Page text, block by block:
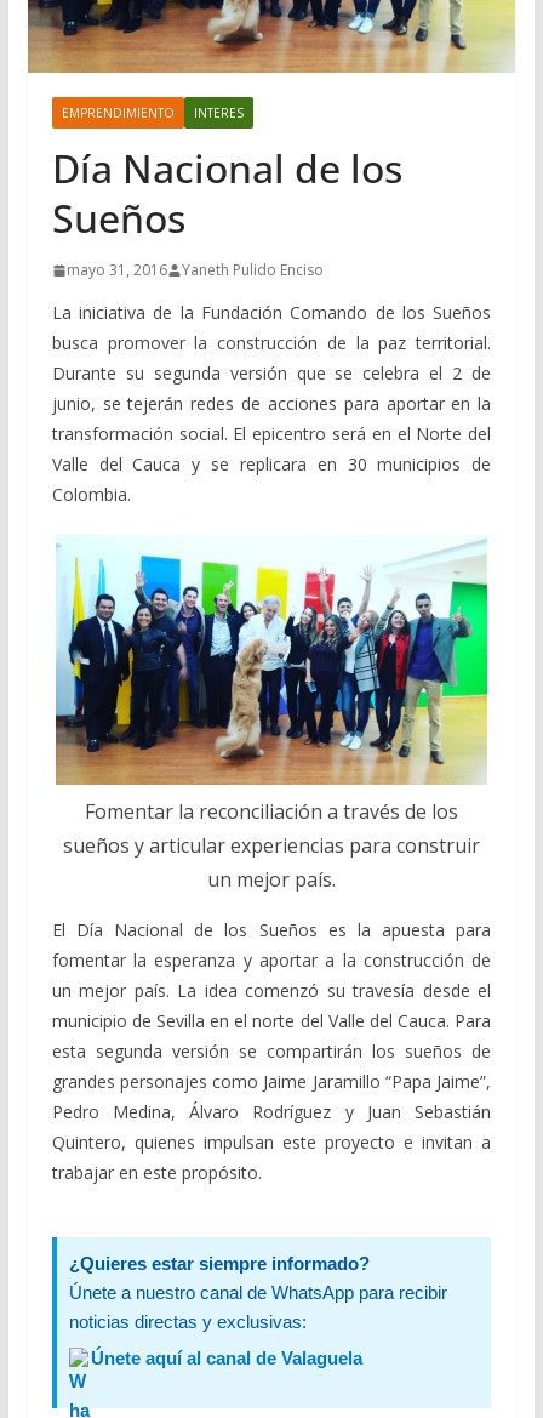
EMPRENDIMIENTO INTERES
Día Nacional de los
Sueños
mayo 31, 2016 Yaneth Pulido Enciso
La iniciativa de la Fundación Comando de los Sueños
busca promover la construcción de la paz territorial.
Durante su segunda versión que se celebra el 2 de
junio, se tejerán redes de acciones para aportar en la
transformación social. El epicentro será en el Norte del
Valle del Cauca y se replicara en 30 municipios de
Colombia.
Fomentar la reconciliación a través de los
sueños y articular experiencias para construir
un mejor país.
El Día Nacional de los Sueños es la apuesta para
fomentar la esperanza y aportar a la construcción de
un mejor país. La idea comenzó su travesía desde el
municipio de Sevilla en el norte del Valle del Cauca. Para
esta segunda versión se compartirán los sueños de
grandes personajes como Jaime Jaramillo “Papa Jaime”,
Pedro Medina, Álvaro Rodríguez y Juan Sebastián
Quintero, quienes impulsan este proyecto e invitan a
trabajar en este propósito.
¿Quieres estar siempre informado?
Únete a nuestro canal de WhatsApp para recibir
noticias directas y exclusivas:
Únete aquí al canal de Valaguela